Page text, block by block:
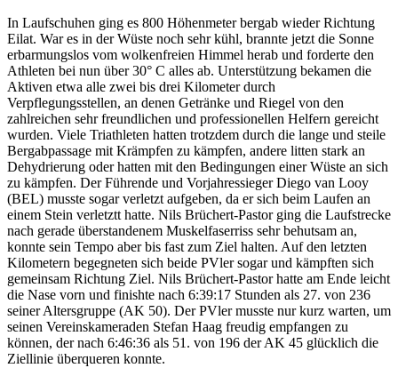
In Laufschuhen ging es 800 Höhenmeter bergab wieder Richtung
Eilat. War es in der Wüste noch sehr kühl, brannte jetzt die Sonne
erbarmungslos vom wolkenfreien Himmel herab und forderte den
Athleten bei nun über 30° C alles ab. Unterstützung bekamen die
Aktiven etwa alle zwei bis drei Kilometer durch
Verpflegungsstellen, an denen Getränke und Riegel von den
zahlreichen sehr freundlichen und professionellen Helfern gereicht
wurden. Viele Triathleten hatten trotzdem durch die lange und steile
Bergabpassage mit Krämpfen zu kämpfen, andere litten stark an
Dehydrierung oder hatten mit den Bedingungen einer Wüste an sich
zu kämpfen. Der Führende und Vorjahressieger Diego van Looy
(BEL) musste sogar verletzt aufgeben, da er sich beim Laufen an
einem Stein verletztt hatte. Nils Brüchert-Pastor ging die Laufstrecke
nach gerade überstandenem Muskelfaserriss sehr behutsam an,
konnte sein Tempo aber bis fast zum Ziel halten. Auf den letzten
Kilometern begegneten sich beide PVler sogar und kämpften sich
gemeinsam Richtung Ziel. Nils Brüchert-Pastor hatte am Ende leicht
die Nase vorn und finishte nach 6:39:17 Stunden als 27. von 236
seiner Altersgruppe (AK 50). Der PVler musste nur kurz warten, um
seinen Vereinskameraden Stefan Haag freudig empfangen zu
können, der nach 6:46:36 als 51. von 196 der AK 45 glücklich die
Ziellinie überqueren konnte.